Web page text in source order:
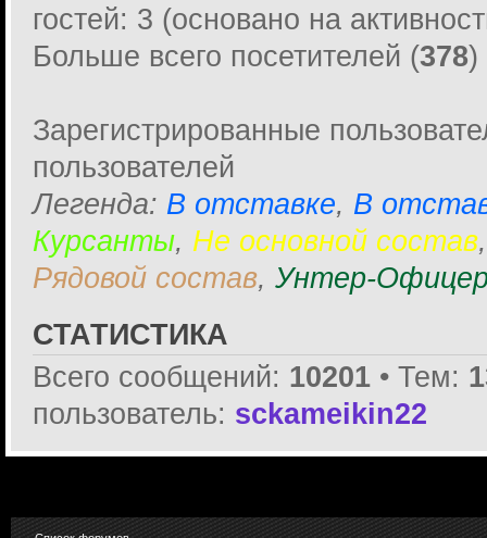
гостей: 3 (основано на
Больше всего посетителей (378)
Зарегистрированные
пользователей
Легенда: В отставке, В
Курсанты, Не основной состав
Рядовой состав, Унтер-
СТАТИСТИКА
Всего сообщений: 10201 • Тем:
пользователь: sckameikin22